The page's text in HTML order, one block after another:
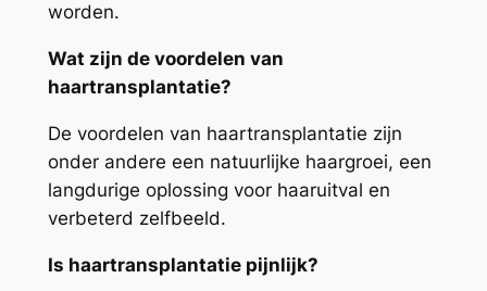
worden.
Wat zijn de voordelen van
haartransplantatie?
De voordelen van haartransplantatie zijn
onder andere een natuurlijke haargroei, een
langdurige oplossing voor haaruitval en
verbeterd zelfbeeld.
Is haartransplantatie pijnlijk?